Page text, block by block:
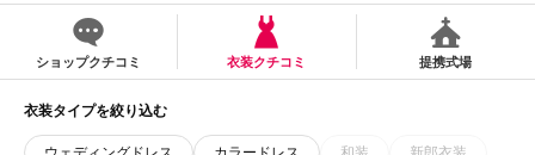
ショップクチコミ 衣装クチコミ 提携式場
衣装タイプを絞り込む